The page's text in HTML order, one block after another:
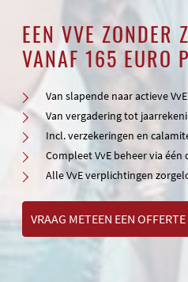
EEN VVE ZONDER
VANAF 165 EURO
Van slapende naar actieve VvE
Van vergadering tot
Incl. verzekeringen en
Compleet VvE beheer via
Alle VvE verplichtingen
VRAAG METEEN EEN